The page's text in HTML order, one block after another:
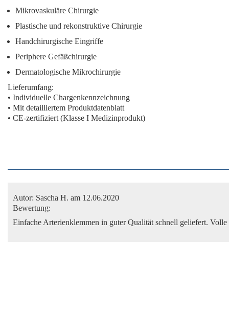
Mikrovaskuläre Chirurgie
Plastische und rekonstruktive Chirurgie
Handchirurgische Eingriffe
Periphere Gefäßchirurgie
Dermatologische Mikrochirurgie
Lieferumfang:
• Individuelle Chargenkennzeichnung
• Mit detailliertem Produktdatenblatt
• CE-zertifiziert (Klasse I Medizinprodukt)
Autor: Sascha H. am 12.06.2020
Bewertung:
Einfache Arterienklemmen in guter Qualität schnell geliefert.